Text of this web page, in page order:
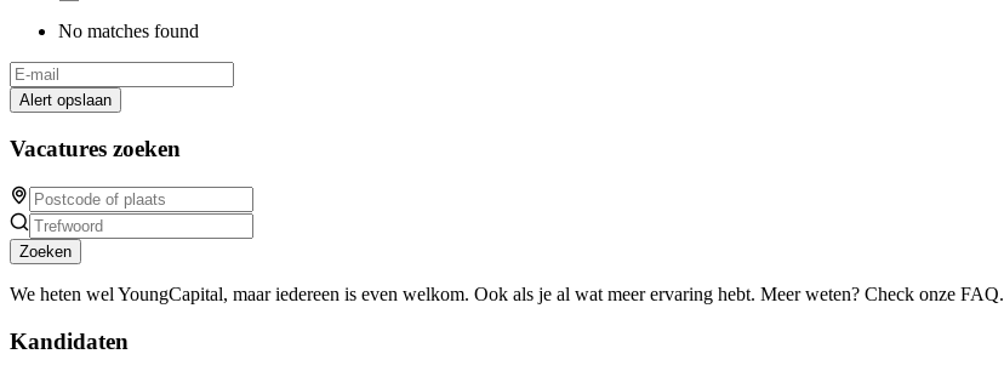
No matches found
Alert opslaan
Vacatures zoeken
Zoeken
We heten wel YoungCapital, maar iedereen is even welkom. Ook als je al wat meer ervaring hebt. Meer weten? Check onze FAQ.
Kandidaten